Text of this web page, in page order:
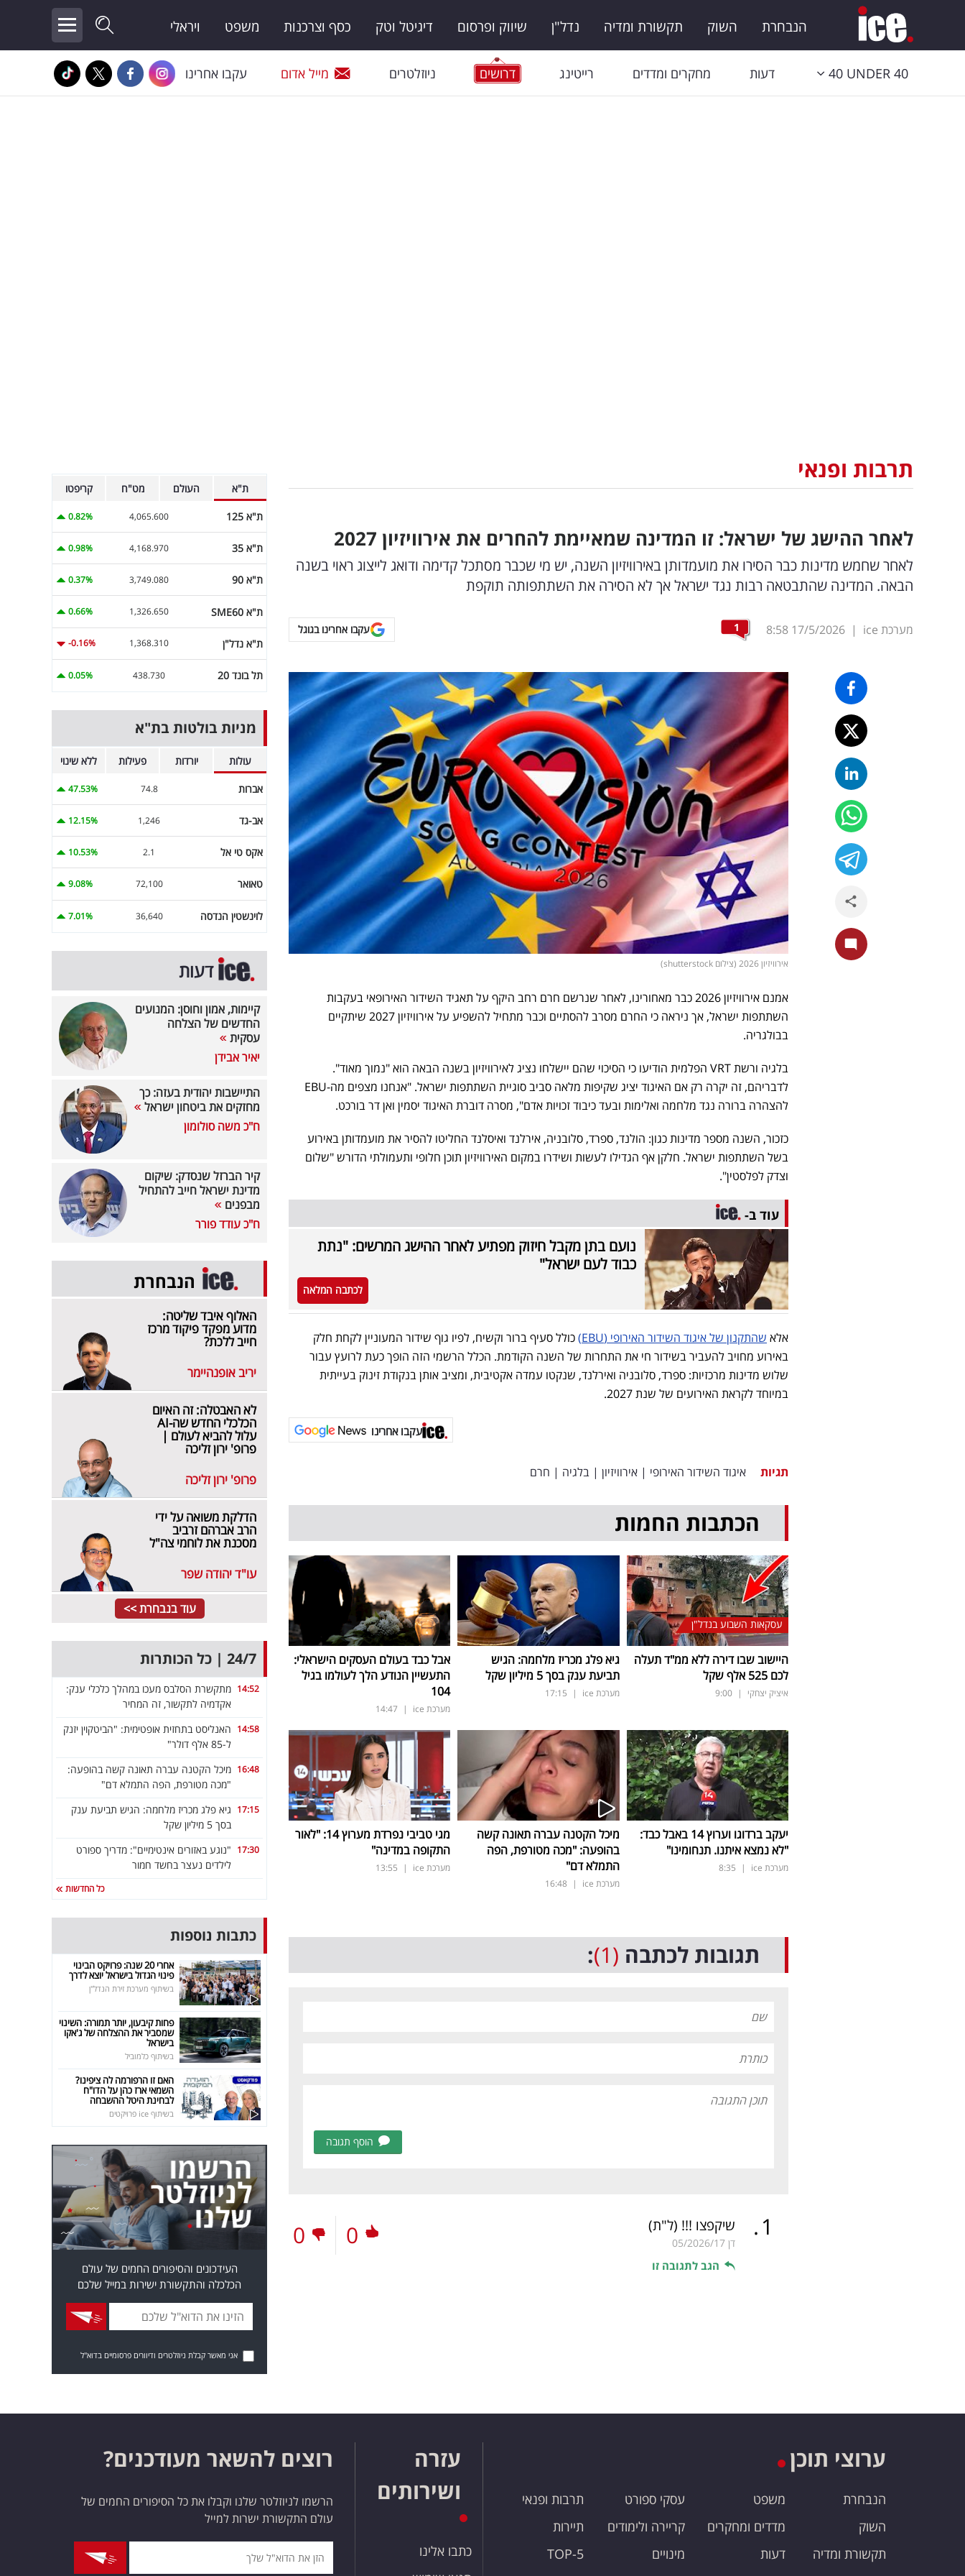
הנבחרת השוק תקשורת ומדיה נדל"ן שיווק ופרסום דיגיטל וטק כסף וצרכנות משפט ויראלי
40 UNDER 40 דעות מחקרים ומדדים רייטינג דרושים ניוזלטרים מייל אדום עקבו אחרינו
תרבות ופנאי
לאחר ההישג של ישראל: זו המדינה שמאיימת להחרים את אירוויזיון 2027
לאחר שחמש מדינות כבר הסירו את מועמדותן באירוויזיון השנה, יש מי שכבר מסתכל קדימה ודואג לייצוג ראוי בשנה
הבאה. המדינה שהתבטאה רבות נגד ישראל אך לא הסירה את השתתפותה תוקפת
מערכת ice |
17/5/2026
8:58
1 עקבו אחרינו בגוגל
אירוויזיון 2026 (צילום shutterstock)
אמנם אירוויזיון 2026 כבר מאחורינו, לאחר שנרשם חרם רחב היקף על תאגיד השידור האירופאי בעקבות
השתתפות ישראל, אך ניראה כי החרם מסרב להסתיים וכבר מתחיל להשפיע על אירוויזיון 2027 שיתקיים
בבולגריה.
בלגיה ורשת VRT הפלמית הודיעו כי הסיכוי שהם יישלחו נציג לאירוויזיון בשנה הבאה הוא "נמוך מאוד".
לדבריהם, זה יקרה רק אם האיגוד יציג שקיפות מלאה סביב סוגיית השתתפות ישראל. "אנחנו מצפים מה-EBU
להצהרה ברורה נגד מלחמה ואלימות ובעד כיבוד זכויות אדם", מסרה דוברת האיגוד יסמין ואן דר בורכט.
כזכור, השנה מספר מדינות כגון: הולנד, ספרד, סלובניה, אירלנד ואיסלנד החליטו להסיר את מועמדותן באירוע
בשל השתתפות ישראל. חלקן אף הגדילו לעשות ושידרו במקום האירוויזיון תוכן חלופי ותעמולתי הדורש "שלום
וצדק לפלסטין".
עוד ב-
נועם בתן מקבל חיזוק מפתיע לאחר ההישג המרשים: "נתת
כבוד לעם ישראל"
לכתבה המלאה
אלא שהתקנון של איגוד השידור האירופי (EBU)
כולל סעיף ברור וקשיח, לפיו גוף שידור המעוניין לקחת חלק
באירוע מחויב להעביר בשידור חי את התחרות של השנה הקודמת. הכלל הרשמי הזה הופך כעת לרועץ עבור
שלוש מדינות מרכזיות: ספרד, סלובניה ואירלנד, שנקטו עמדה אקטיבית, ומציב אותן בנקודת זינוק בעייתית
במיוחד לקראת האירועים של שנת 2027.
עקבו אחרינו
תגיות איגוד השידור האירופי | אירוויזיון | בלגיה | חרם
הכתבות החמות
עסקאות השבוע בנדל"ן
היישוב שבו דירה ללא ממ"ד תעלה
לכם 525 אלף שקל
איציק יצחקי |
9:00
גיא פלג מכריז מלחמה: הגיש
תביעת ענק בסך 5 מיליון שקל
מערכת ice |
17:15
אבל כבד בעולם העסקים הישראלי:
התעשיין הנודע הלך לעולמו בגיל
104
מערכת ice |
14:47
יעקב ברדוגו וערוץ 14 באבל כבד:
"לא נמצא איתנו. תנחומינו"
מערכת ice |
8:35
מיכל הקטנה עברה תאונה קשה
בהופעה: "מכה מטורפת, הפה
התמלא דם"
מערכת ice |
16:48
מגי טביבי נפרדת מערוץ 14: "לאור
התקופה במדינה"
מערכת ice |
13:55
תגובות לכתבה (1)
:
הוסף תגובה
1
. שיקפצו !!! (ל"ת)
דן 05/2026/17
הגב לתגובה זו
0
0
ת"א העולם מט"ח קריפטו
ת"א 125 4,065.600
0.82%
ת"א 35 4,168.970
0.98%
ת"א 90 3,749.080
0.37%
ת"א SME60 1,326.650
0.66%
ת"א נדל"ן 1,368.310
-0.16%
תל בונד 20 438.730
0.05%
מניות בולטות בת"א
עולות יורדות פעילות ללא שינוי
אברות 74.8
47.53%
אב-גד 1,246
12.15%
אקס טי אל 2.1
10.53%
טאואר 72,100
9.08%
לוינשטין הנדסה 36,640
7.01%
דעות
קיימות, אמון וחוסן: המנועים
החדשים של הצלחה
עסקית
יאיר אבידן
התיישבות יהודית בעזה: כך
מחזקים את ביטחון ישראל
ח"כ משה סולומון
קיר הברזל שנסדק: שיקום
מדינת ישראל חייב להתחיל
מבפנים
ח"כ עודד פורר
הנבחרת
האלוף איבד שליטה:
מדוע מפקד פיקוד מרכז
חייב ללכת?
יריב אופנהיימר
לא האבטלה: זה האיום
הכלכלי החדש שה-AI
עלול להביא לעולם |
פרופ' ירון זליכה
פרופ' ירון זליכה
הדלקת משואה על ידי
הרב אברהם זרביב
מסכנת את לוחמי צה"ל
עו"ד יהודה שפר
עוד בנבחרת >>
24/7 | כל הכותרות
14:52 מתקשרת הסלבס מעכו במהלך כלכלי ענק:
אקדמיה לתקשור, זה המחיר
14:58 האנליסט בתחזית אופטימית: "הביטקוין יזנק
ל-85 אלף דולר"
16:48 מיכל הקטנה עברה תאונה קשה בהופעה:
"מכה מטורפת, הפה התמלא דם"
17:15 גיא פלג מכריז מלחמה: הגיש תביעת ענק
בסך 5 מיליון שקל
17:30 "נוגע באזורים אינטימיים": מדריך ספורט
לילדים נעצר בחשד חמור
כל החדשות
כתבות נוספות
אחרי 20 שנה: פרויקט הבינוי
פינוי הגדול בישראל יוצא לדרך
בשיתוף מערכת זירת הנדל"ן
פחות קיבעון, יותר תמורה: השינוי
שמסביר את ההצלחה של ג'אקו
בישראל
בשיתוף כלמוביל
האם זו הרפורמה לה ציפינו?
השמאי ארז כהן על הדו"ח
לבחינת היטל ההשבחה
בשיתוף ice פרויקטים
העידכונים והסיפורים החמים של עולם
הכלכלה והתקשורת ישירות במייל שלכם
אני מאשר קבלת ניוזלטרים ודיוורים פרסומיים בדוא"ל
ערוצי תוכן
הנבחרת
השוק
תקשורת ומדיה
משפט
מדדים ומחקרים
דעות
עסקי ספורט
קריירה ולימודים
מינויים
תרבות ופנאי
תיירות
TOP-5
עזרה
ושירותים
כתבו אלינו
רוצים להשאר מעודכנים?
הרשמו לניוזלטר שלנו וקבלו את כל הסיפורים החמים של
עולם התקשורת ישרות למייל